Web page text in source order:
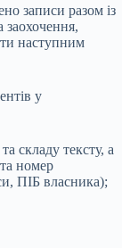
записи разом із
заохочення,
наступним
у
складу тексту, а
та номер
ПІБ власника);